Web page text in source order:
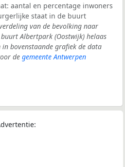
aantal en percentage inwoners
staat in de buurt
van de bevolking naar
Albertpark (Oostwijk) helaas
bovenstaande grafiek de data
de gemeente Antwerpen